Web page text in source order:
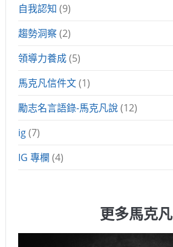
自我認知 (9)
趨勢洞察 (2)
領導力養成(5)
馬克凡信件文(1)
勵志名言語錄-馬克凡說(12)
ig(7)
IG 專欄 (4)
更多馬克凡